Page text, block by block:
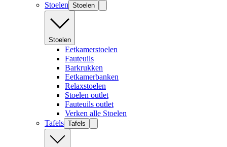
Stoelen Stoelen
Stoelen
Eetkamerstoelen
Fauteuils
Barkrukken
Eetkamerbanken
Relaxstoelen
Stoelen outlet
Fauteuils outlet
Verken alle Stoelen
Tafels Tafels